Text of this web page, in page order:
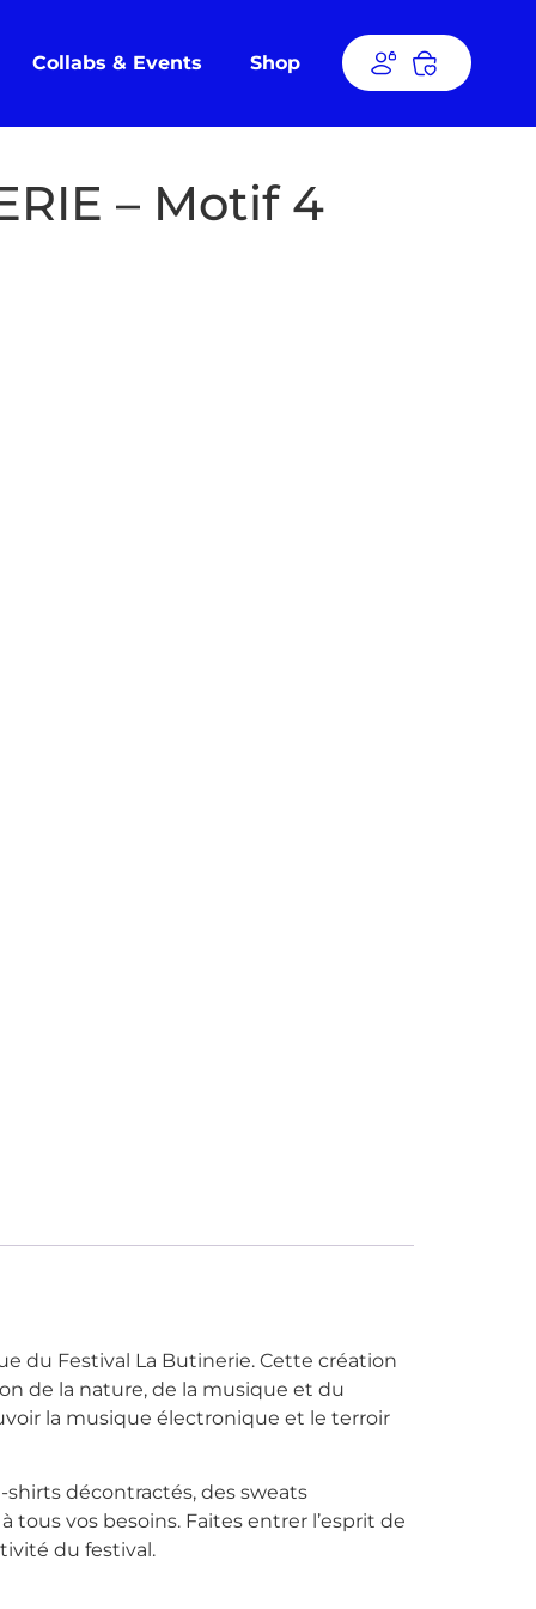
Collabs & Events Shop
– Motif 4
du Festival La Butinerie. Cette création
de la nature, de la musique et du
la musique électronique et le terroir
décontractés, des sweats
vos besoins. Faites entrer l’esprit de
du festival.